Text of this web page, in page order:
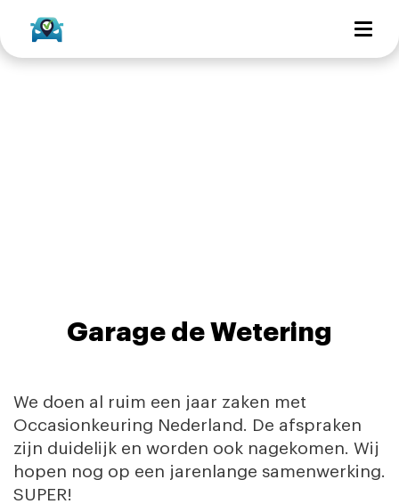
Garage de Wetering
We doen al ruim een jaar zaken met
Occasionkeuring Nederland. De afspraken
zijn duidelijk en worden ook nagekomen. Wij
hopen nog op een jarenlange samenwerking.
SUPER!